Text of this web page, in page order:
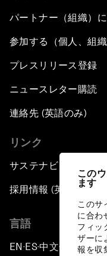
この
ます
このサ
に合わ
フィッ
ザーに
報を収
パートナー（組織）
参加する（個人、組織
プレスリリース登録
ニュースレター購読
連絡先 (英語のみ)
リンク
サステナビリティへの
採用情報 (英語のみ)
言語
EN ▪ES▪中文▪ 日本語